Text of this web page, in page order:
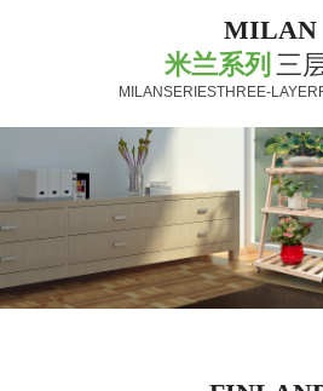
MILAN
米兰系列 三
MILANSERIESTHREE-